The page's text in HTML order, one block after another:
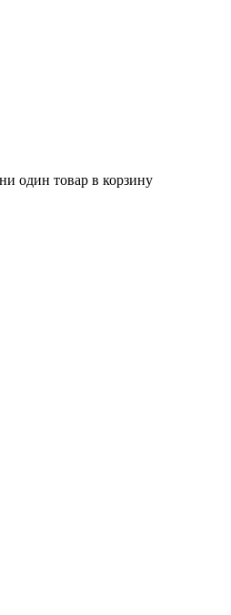
один товар в корзину